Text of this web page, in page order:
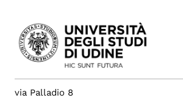
via Palladio 8